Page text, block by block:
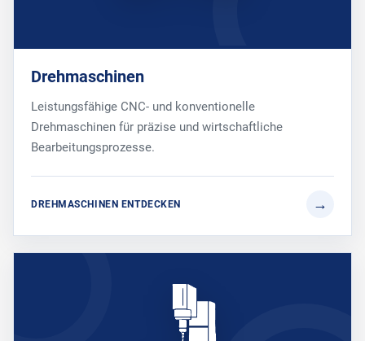
Drehmaschinen
Leistungsfähige CNC- und konventionelle
Drehmaschinen für präzise und wirtschaftliche
Bearbeitungsprozesse.
DREHMASCHINEN ENTDECKEN